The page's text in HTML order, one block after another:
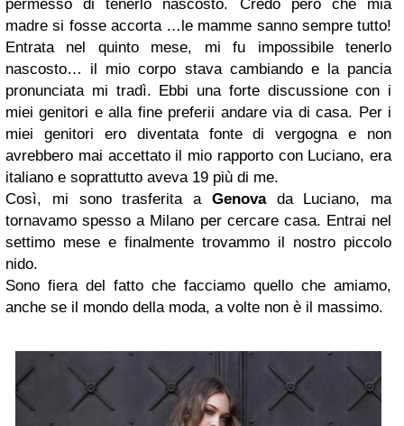
permesso di tenerlo nascosto. Credo però che mia
madre si fosse accorta …le mamme sanno sempre tutto!
Entrata nel quinto mese, mi fu impossibile tenerlo
nascosto… il mio corpo stava cambiando e la pancia
pronunciata mi tradì. Ebbi una forte discussione con i
miei genitori e alla fine preferii andare via di casa. Per i
miei genitori ero diventata fonte di vergogna e non
avrebbero mai accettato il mio rapporto con Luciano, era
italiano e soprattutto aveva 19 più di me.
Così, mi sono trasferita a Genovada Luciano, ma
tornavamo spesso a Milano per cercare casa. Entrai nel
settimo mese e finalmente trovammo il nostro piccolo
nido.
Sono fiera del fatto che facciamo quello che amiamo,
anche se il mondo della moda, a volte non è il massimo.